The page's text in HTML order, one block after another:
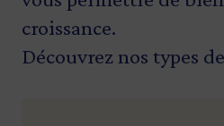
croissance.
Découvrez nos types